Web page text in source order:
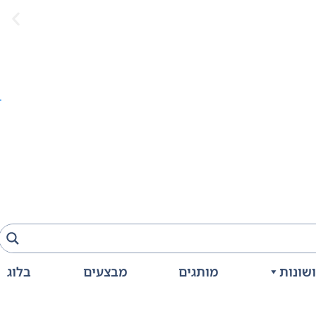
מותגים מבצעים בלוג